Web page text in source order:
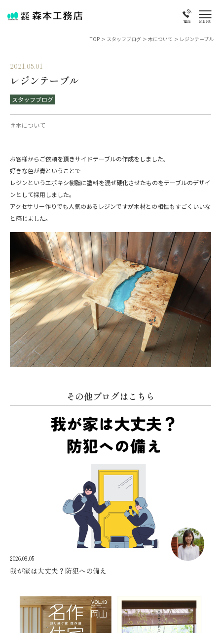
電話 MENU
TOP > スタッフブログ > 木について > レジンテーブル
2021.05.01
レジンテーブル
スタッフブログ
＃木について
お客様からご依頼を頂きサイドテーブルの作成をしました。
好きな色が青ということで
レジンというエポキシ樹脂に塗料を混ぜ硬化させたものをテーブルのデザイ
ンとして採用しました。
アクセサリー作りでも人気のあるレジンですが木材との相性もすごくいいな
と感じました。
その他ブログはこちら
2026.08.05
我が家は大丈夫？防犯への備え